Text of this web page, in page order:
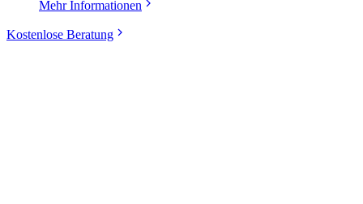
Mehr Informationen
Kostenlose Beratung